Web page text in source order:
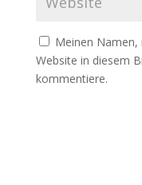
Meinen Namen,
Website in diesem
kommentiere.